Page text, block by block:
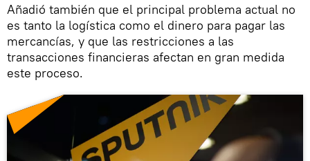
Añadió también que el principal problema actual no
es tanto la logística como el dinero para pagar las
mercancías, y que las restricciones a las
transacciones financieras afectan en gran medida
este proceso.